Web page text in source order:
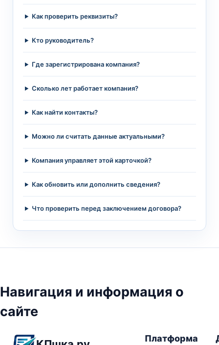
Как проверить реквизиты?
Кто руководитель?
Где зарегистрирована компания?
Сколько лет работает компания?
Как найти контакты?
Можно ли считать данные актуальными?
Компания управляет этой карточкой?
Как обновить или дополнить сведения?
Что проверить перед заключением договора?
Навигация и информация о
сайте
Платформа